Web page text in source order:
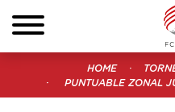
HOME
PUNTUABLE ZONAL